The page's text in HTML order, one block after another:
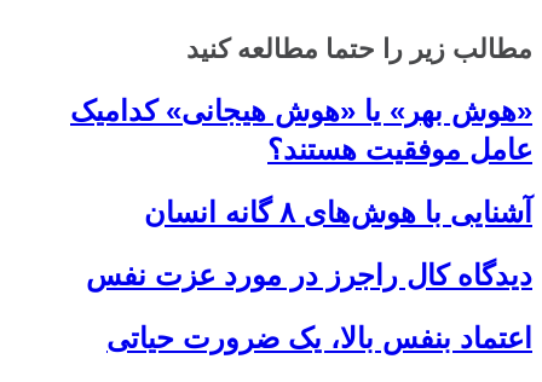
مطالب زیر را حتما مطالعه کنید
«هوش بهر» یا «هوش هیجانی» کدامیک
عامل موفقیت هستند؟
آشنایی با هوش‌های ۸ گانه انسان
دیدگاه کال راجرز در مورد عزت نفس
اعتماد بنفس بالا، یک ضرورت حیاتی